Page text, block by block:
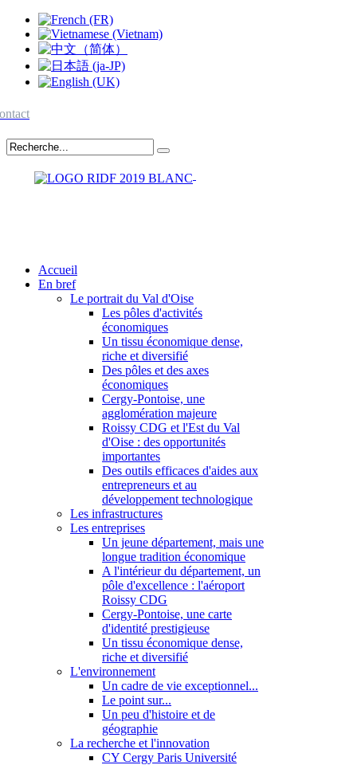
Accueil
En bref
Le portrait du Val d'Oise
Les pôles d'activités
économiques
Un tissu économique dense,
riche et diversifié
Des pôles et des axes
économiques
Cergy-Pontoise, une
agglomération majeure
Roissy CDG et l'Est du Val
d'Oise : des opportunités
importantes
Des outils efficaces d'aides aux
entrepreneurs et au
développement technologique
Les infrastructures
Les entreprises
Un jeune département, mais une
longue tradition économique
A l'intérieur du département, un
pôle d'excellence : l'aéroport
Roissy CDG
Cergy-Pontoise, une carte
d'identité prestigieuse
Un tissu économique dense,
riche et diversifié
L'environnement
Un cadre de vie exceptionnel...
Le point sur...
Un peu d'histoire et de
géographie
La recherche et l'innovation
CY Cergy Paris Université